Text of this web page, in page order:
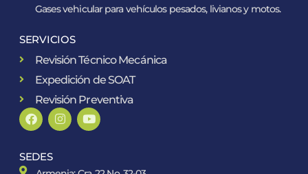
Gases vehicular para vehículos pesados, livianos y motos.
SERVICIOS
Revisión Técnico Mecánica
Expedición de SOAT
Revisión Preventiva
SEDES